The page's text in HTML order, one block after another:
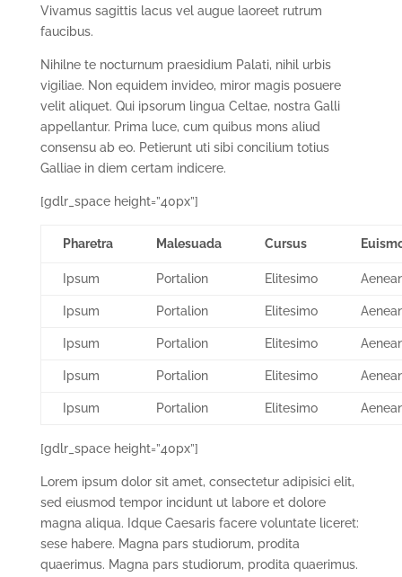
Vivamus sagittis lacus vel augue laoreet rutrum
faucibus.
Nihilne te nocturnum praesidium Palati, nihil urbis
vigiliae. Non equidem invideo, miror magis posuere
velit aliquet. Qui ipsorum lingua Celtae, nostra Galli
appellantur. Prima luce, cum quibus mons aliud
consensu ab eo. Petierunt uti sibi concilium totius
Galliae in diem certam indicere.
[gdlr_space height=”40px”]
Pharetra Malesuada Cursus
Ipsum Portalion Elitesimo
Ipsum Portalion Elitesimo
Ipsum Portalion Elitesimo
Ipsum Portalion Elitesimo
Ipsum Portalion Elitesimo
[gdlr_space height=”40px”]
Lorem ipsum dolor sit amet, consectetur adipisici elit,
sed eiusmod tempor incidunt ut labore et dolore
magna aliqua. Idque Caesaris facere voluntate liceret:
sese habere. Magna pars studiorum, prodita
quaerimus. Magna pars studiorum, prodita quaerimus.